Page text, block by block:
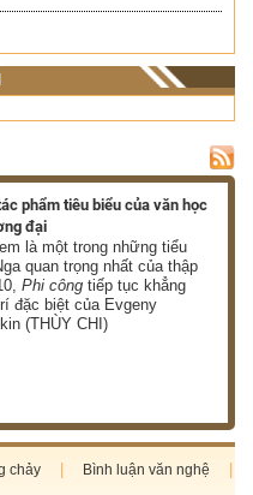
phẩm tiêu biểu của văn học
đại
là một trong những tiểu
quan trọng nhất của thập
Phi công tiếp tục khẳng
đặc biệt của Evgeny
(THÙY CHI)
chảy Bình luận văn nghệ